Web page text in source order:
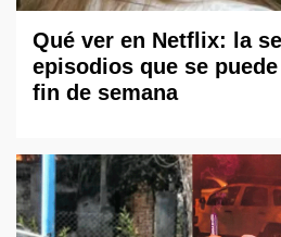
Qué ver en Netflix: la
episodios que se
fin de semana